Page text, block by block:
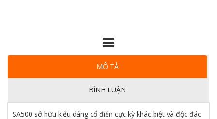
MÔ TẢ
BÌNH LUẬN
SA500 sở hữu kiểu dáng cổ điển cực kỳ khác biệt và độc đáo